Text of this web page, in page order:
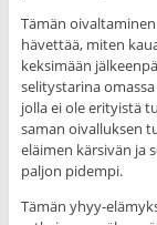
Tämän
hävettää, miten
keksimään
selitystarina
jolla ei ole erityistä
saman oivalluksen
eläimen kärsivän ja
paljon pidempi.
Tämän yhyy-